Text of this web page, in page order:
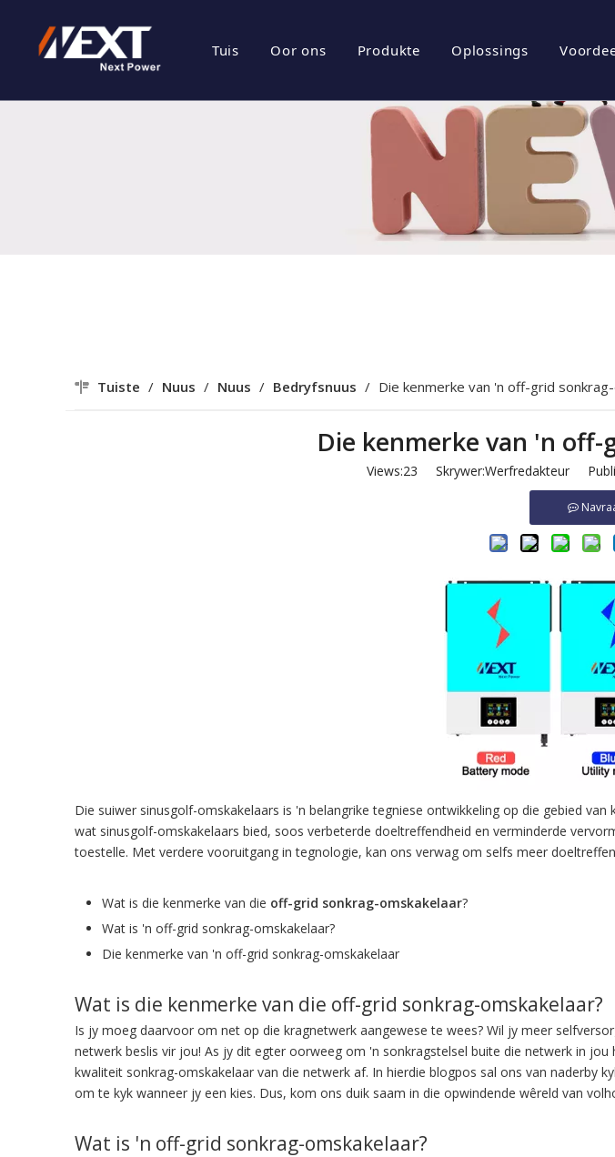
Tuis Oor ons
Maatskappy Kultuur
Maatskappy Styl
Produkte
Fotovoltaïese omskakelaar
Fotovoltaïese stelsel
Oplossings
Tuiste / Nuus / Nuus / Bedryfsnuus / Die kenmerke van 'n off-grid
Die kenmerke van 'n
Views:23 Skrywer:Werfredakteur
Die suiwer sinusgolf-omskakelaars is 'n belangrike tegniese ontwikkeling op die gebied
wat sinusgolf-omskakelaars bied, soos verbeterde doeltreffendheid en verminderde
toestelle. Met verdere vooruitgang in tegnologie, kan ons verwag om selfs meer
Wat is die kenmerke van die off-grid sonkrag-omskakelaar?
Wat is 'n off-grid sonkrag-omskakelaar?
Die kenmerke van 'n off-grid sonkrag-omskakelaar
Wat is die kenmerke van die off-grid sonkrag-omskakelaar?
Is jy moeg daarvoor om net op die kragnetwerk aangewese te wees? Wil jy meer
netwerk beslis vir jou! As jy dit egter oorweeg om 'n sonkragstelsel buite die netwerk in
kwaliteit sonkrag-omskakelaar van die netwerk af. In hierdie blogpos sal ons van naderby
om te kyk wanneer jy een kies. Dus, kom ons duik saam in die opwindende wêreld van
Wat is 'n off-grid sonkrag-omskakelaar?